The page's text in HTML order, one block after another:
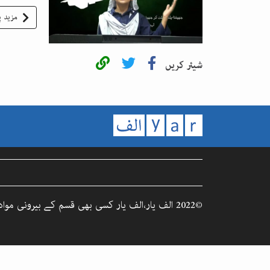
مزید
شیئر کریں
©2022 الف یار،الف یار کسی بھی قسم کے بیرونی مواد کا ذمہ دار نہیں۔